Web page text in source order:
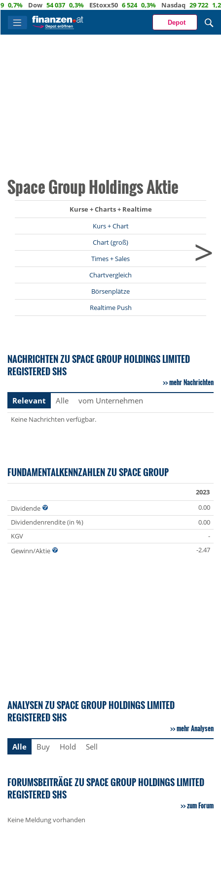
Dow 54 037 0,3% EStoxx50 6 524 0,3% Nasdaq 29 722 1,2%
Depot
Space Group Holdings Aktie
Kurse + Charts + Realtime
Kurs + Chart
Chart (groß)
Times + Sales
Chartvergleich
Börsenplätze
Realtime Push
>
NACHRICHTEN ZU SPACE GROUP HOLDINGS LIMITED
REGISTERED SHS
mehr Nachrichten
Relevant
Alle vom Unternehmen
Keine Nachrichten verfügbar.
FUNDAMENTALKENNZAHLEN ZU SPACE GROUP
2023
Dividende
0.00
Dividendenrendite (in %)
0.00
KGV
-
Gewinn/Aktie
-2.47
ANALYSEN ZU SPACE GROUP HOLDINGS LIMITED
REGISTERED SHS
mehr Analysen
Alle
Buy Hold Sell
FORUMSBEITRÄGE ZU SPACE GROUP HOLDINGS LIMITED
REGISTERED SHS
zum Forum
Keine Meldung vorhanden